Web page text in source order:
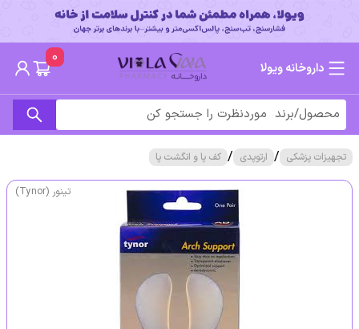
داروخانه ویولا
0
تجهیزات پزشکی / ارتوپدی / کف پا و انگشت پا
تینور (Tynor)